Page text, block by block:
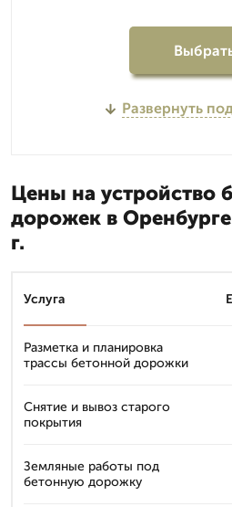
Развернуть
Цены на устройство
дорожек в Оренбурге
г.
Услуга
Разметка и планировка
трассы бетонной дорожки
Снятие и вывоз старого
покрытия
Земляные работы под
бетонную дорожку